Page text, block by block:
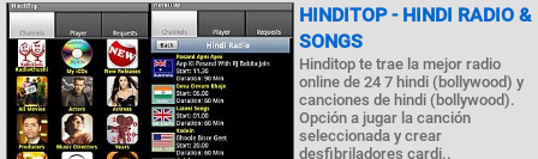
HINDITOP - HINDI RADIO &
SONGS
Hinditop te trae la mejor radio
online de 24 7 hindi (bollywood) y
canciones de hindi (bollywood).
Opción a jugar la canción
seleccionada y crear
desfibriladores cardi..